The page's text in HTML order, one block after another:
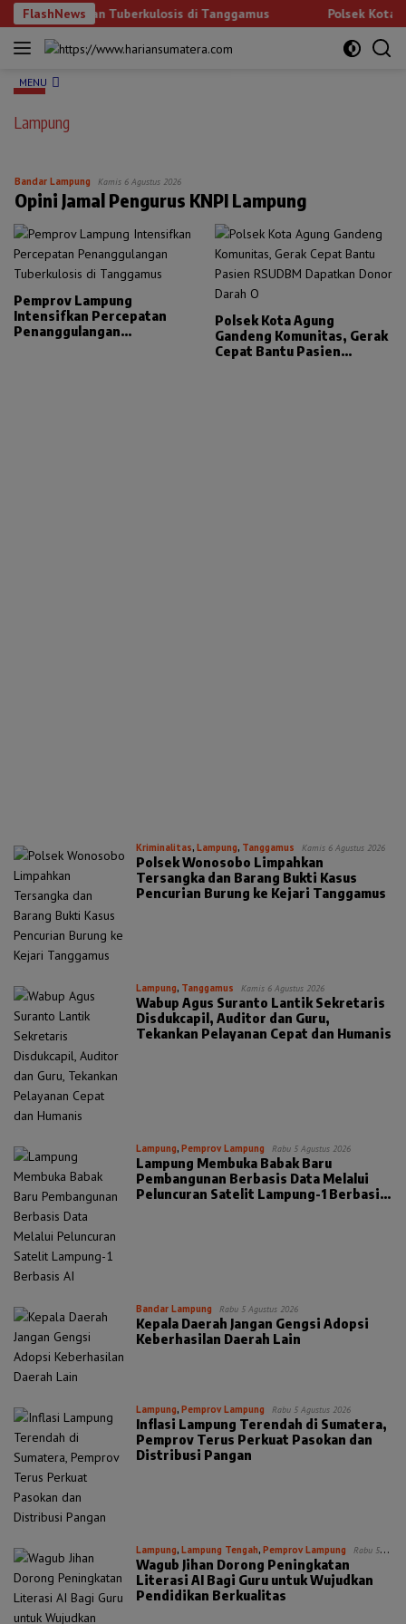
Langsung
ke
konten
FlashNewsTuberkulosis di Tanggamus Polsek Kota
MENU
Lampung
Bandar Lampung Kamis 6 Agustus 2026
Opini Jamal Pengurus KNPI Lampung
Pemprov Lampung
Intensifkan Percepatan
Penanggulangan
Polsek Kota Agung
Gandeng Komunitas, Gerak
Cepat Bantu Pasien
Kriminalitas,Lampung, Tanggamus Kamis 6 Agustus 2026
Polsek Wonosobo Limpahkan
Tersangka dan Barang Bukti Kasus
Pencurian Burung ke Kejari Tanggamus
Lampung, Tanggamus Kamis 6 Agustus 2026
Wabup Agus Suranto Lantik Sekretaris
Disdukcapil, Auditor dan Guru,
Tekankan Pelayanan Cepat dan Humanis
Lampung,Pemprov Lampung Rabu 5 Agustus 2026
Lampung Membuka Babak Baru
Pembangunan Berbasis Data Melalui
Peluncuran Satelit Lampung-1 Berbasis
Bandar Lampung Rabu 5 Agustus 2026
Kepala Daerah Jangan Gengsi Adopsi
Keberhasilan Daerah Lain
Lampung,Pemprov Lampung Rabu 5 Agustus 2026
Inflasi Lampung Terendah di Sumatera,
Pemprov Terus Perkuat Pasokan dan
Distribusi Pangan
Lampung,Lampung Tengah,Pemprov Lampung
Rabu 5
Agustus 2026
Wagub Jihan Dorong Peningkatan
Literasi AI Bagi Guru untuk Wujudkan
Pendidikan Berkualitas